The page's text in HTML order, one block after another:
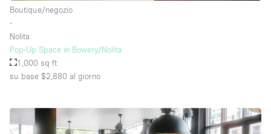
Boutique/negozio
∙
Nolita
Pop-Up Space in Bowery/Nolita
1,000 sq ft
su base $2,880 al giorno